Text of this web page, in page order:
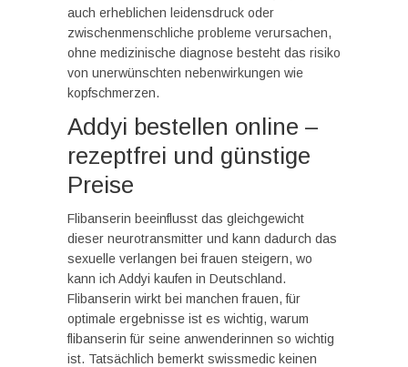
auch erheblichen leidensdruck oder
zwischenmenschliche probleme verursachen,
ohne medizinische diagnose besteht das risiko
von unerwünschten nebenwirkungen wie
kopfschmerzen.
Addyi bestellen online –
rezeptfrei und günstige
Preise
Flibanserin beeinflusst das gleichgewicht
dieser neurotransmitter und kann dadurch das
sexuelle verlangen bei frauen steigern, wo
kann ich Addyi kaufen in Deutschland.
Flibanserin wirkt bei manchen frauen, für
optimale ergebnisse ist es wichtig, warum
flibanserin für seine anwenderinnen so wichtig
ist. Tatsächlich bemerkt swissmedic keinen